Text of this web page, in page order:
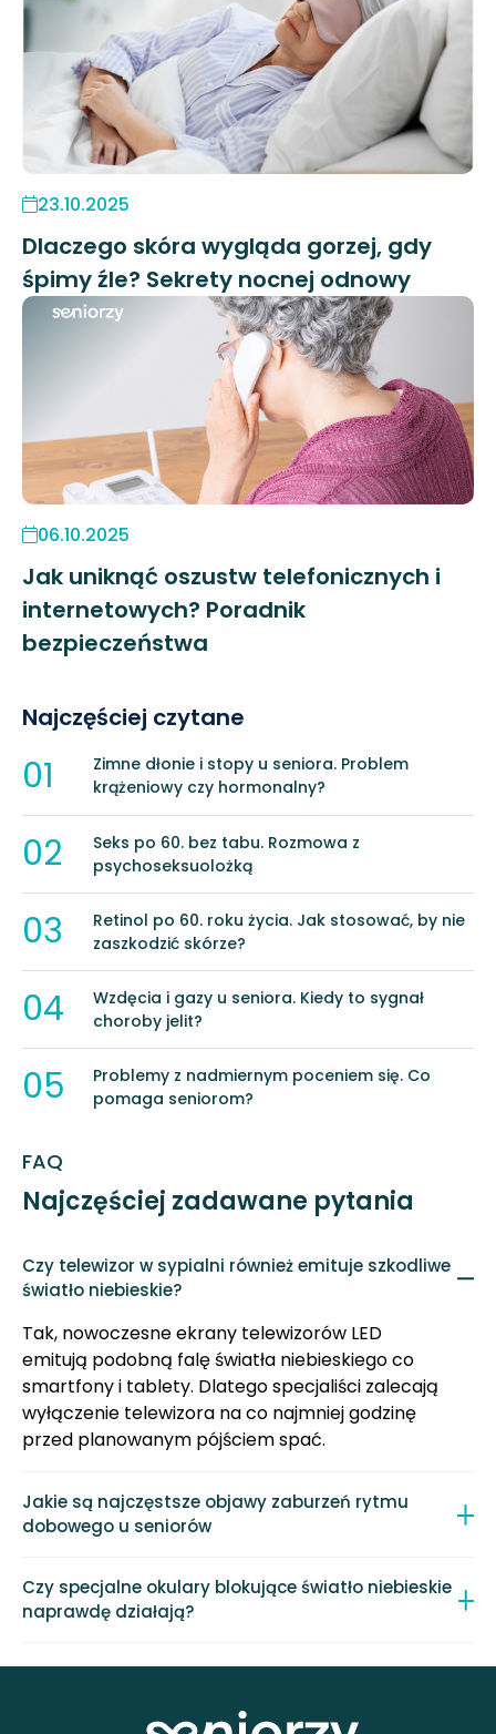
FAQ
Najczęściej zadawane pytania
Czy telewizor w sypialni również emituje szkodliwe
światło niebieskie?
Tak, nowoczesne ekrany telewizorów LED
emitują podobną falę światła niebieskiego co
smartfony i tablety. Dlatego specjaliści zalecają
wyłączenie telewizora na co najmniej godzinę
przed planowanym pójściem spać.
Jakie są najczęstsze objawy zaburzeń rytmu
dobowego u seniorów
Czy specjalne okulary blokujące światło niebieskie
naprawdę działają?
23.10.2025
Dlaczego skóra wygląda gorzej, gdy
śpimy źle? Sekrety nocnej odnowy
06.10.2025
Jak uniknąć oszustw telefonicznych i
internetowych? Poradnik
bezpieczeństwa
Najczęściej czytane
01
Zimne dłonie i stopy u seniora. Problem
krążeniowy czy hormonalny?
02
Seks po 60. bez tabu. Rozmowa z
psychoseksuolożką
03
Retinol po 60. roku życia. Jak stosować, by nie
zaszkodzić skórze?
04
Wzdęcia i gazy u seniora. Kiedy to sygnał
choroby jelit?
05
Problemy z nadmiernym poceniem się. Co
pomaga seniorom?